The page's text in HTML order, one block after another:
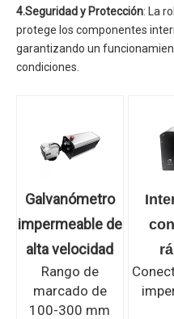
4.Seguridad y Protección: La
protege los componentes
garantizando un
condiciones.
Galvanómetro
impermeable de
alta velocidad
Rango de
marcado de
100-300 mm